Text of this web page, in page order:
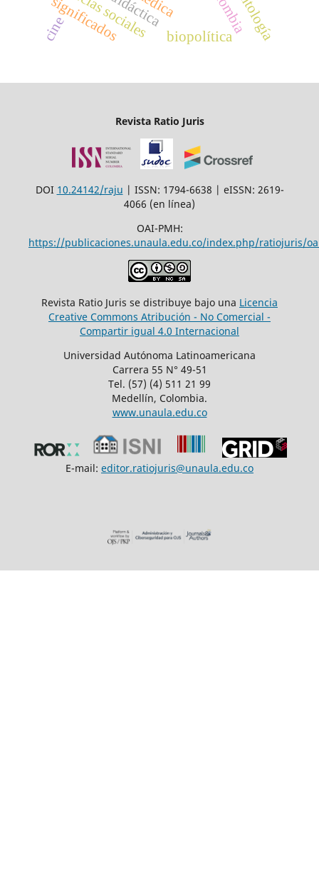
biopolítica
significados
cine ontología
Revista Ratio Juris
DOI 10.24142/raju | ISSN: 1794-6638 | eISSN: 2619-
4066 (en línea)
OAI-PMH:
https://publicaciones.unaula.edu.co/index.php/ratiojuris/
Revista Ratio Juris se distribuye bajo una Licencia
Creative Commons Atribución - No Comercial -
Compartir igual 4.0 Internacional
Universidad Autónoma Latinoamericana
Carrera 55 N° 49-51
Tel. (57) (4) 511 21 99
Medellín, Colombia.
www.unaula.edu.co
E-mail: editor.ratiojuris@unaula.edu.co